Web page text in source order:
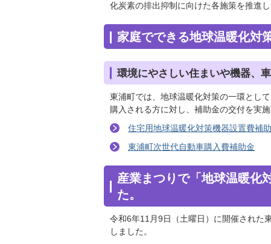
化炭素の排出抑制に向けた各施策を推進し
家庭でできる地球温暖化対
環境にやさしい住まいや機器、
東浦町では、地球温暖化対策の一環とし
購入される方に対し、補助金の交付を実
住宅用地球温暖化対策機器設置費補
東浦町次世代自動車購入費補助金
産業まつりで「地球温暖化
た。
令和6年11月9日（土曜日）に開催された
しました。